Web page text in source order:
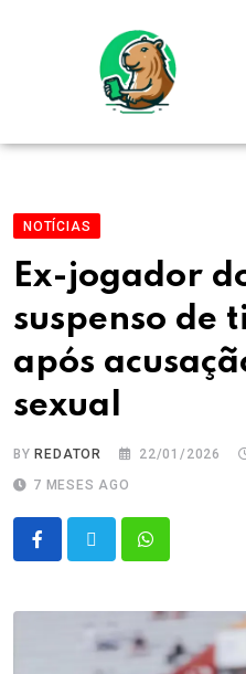
NOTÍCIAS
Ex-jogador
suspenso de
após
sexual
BY REDATOR 22/01/2026
7 MESES AGO